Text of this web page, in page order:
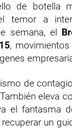
de botella
temor a
semana, el
,
de
eleva
el fantasma
un